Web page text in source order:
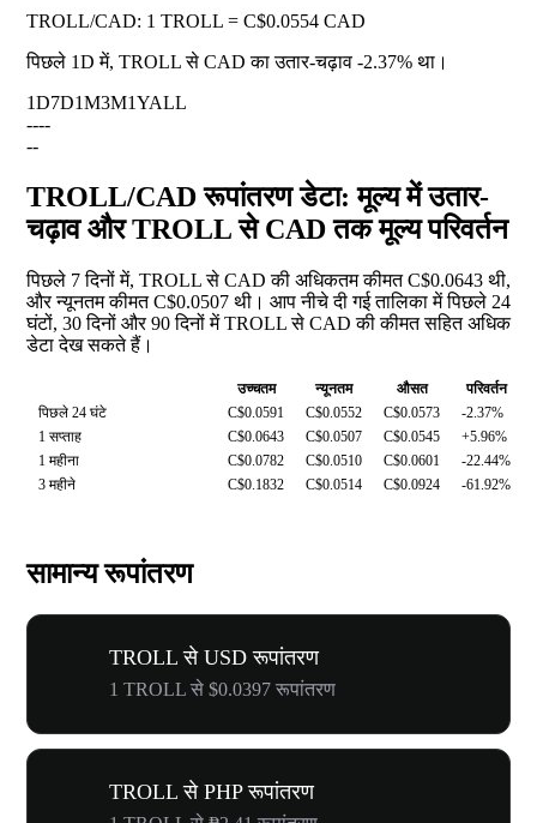
TROLL/CAD: 1 TROLL = C$0.0554 CAD
पिछले 1D में, TROLL से CAD का उतार-चढ़ाव -2.37% था।
1D7D1M3M1YALL
----
--
TROLL/CAD रूपांतरण डेटा: मूल्य में उतार-
चढ़ाव और TROLL से CAD तक मूल्य परिवर्तन
पिछले 7 दिनों में, TROLL से CAD की अधिकतम कीमत C$0.0643 थी,
और न्यूनतम कीमत C$0.0507 थी। आप नीचे दी गई तालिका में पिछले 24
घंटों, 30 दिनों और 90 दिनों में TROLL से CAD की कीमत सहित अधिक
डेटा देख सकते हैं।
उच्चतम न्यूनतम औसत
परिवर्तन
पिछले 24 घंटे
C$0.0591 C$0.0552 C$0.0573
-2.37%
1 सप्ताह
C$0.0643 C$0.0507 C$0.0545
+5.96%
1 महीना
C$0.0782 C$0.0510 C$0.0601
-22.44%
3 महीने
C$0.1832 C$0.0514 C$0.0924 -61.92%
सामान्य रूपांतरण
TROLL से USD रूपांतरण
1 TROLL से $0.0397 रूपांतरण
TROLL से PHP रूपांतरण